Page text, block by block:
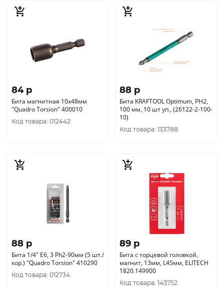
84 p
Бита магнитная 10х48мм
"Quadro Torsion" 400010
Код товара: 012442
88 p
Бита KRAFTOOL Optimum, PH2,
100 мм, 10 шт уп., (26122-2-100-
10)
Код товара: 133788
88 p
Бита 1/4" E6, 3 Ph2-90мм (5 шт./
кор.) "Quadro Torsion" 410290
Код товара: 012734
89 p
Бита с торцевой головкой,
магнит, 13мм, L45мм, ELITECH
1820.149900
Код товара: 143752